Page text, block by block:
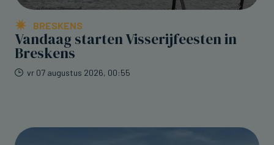
BRESKENS
Vandaag starten Visserijfeesten in
Breskens
vr 07 augustus 2026, 00:55